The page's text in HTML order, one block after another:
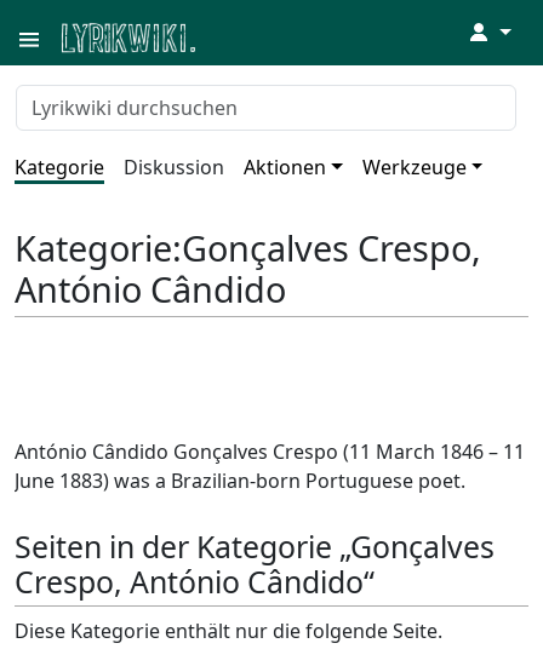
↓
Kategorie Diskussion Aktionen Werkzeuge
Kategorie:Gonçalves Crespo,
António Cândido
António Cândido Gonçalves Crespo (11 March 1846 – 11
June 1883) was a Brazilian-born Portuguese poet.
Seiten in der Kategorie „Gonçalves
Crespo, António Cândido“
Diese Kategorie enthält nur die folgende Seite.